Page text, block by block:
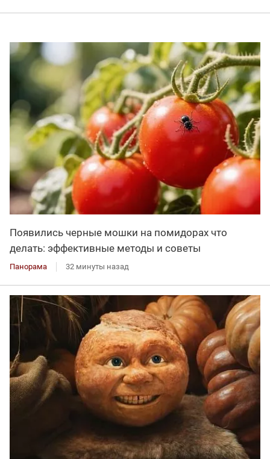
Появились черные мошки на помидорах что
делать: эффективные методы и советы
Панорама 32 минуты назад